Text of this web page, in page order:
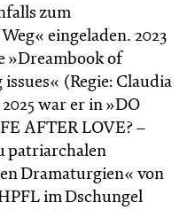
zum
eingeladen. 2023
»Dreambook of
(Regie: Claudia
war er in »DO
AFTER LOVE? –
patriarchalen
Dramaturgien« von
im Dschungel